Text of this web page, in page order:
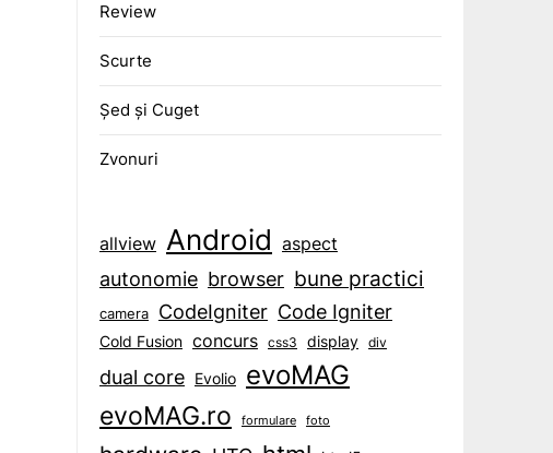
Review
Scurte
Șed și Cuget
Zvonuri
allview Android aspect
autonomie browser bune practici
camera CodeIgniter Code Igniter
Cold Fusion concurs css3 display div
dual core Evolio evoMAG
evoMAG.ro formulare foto